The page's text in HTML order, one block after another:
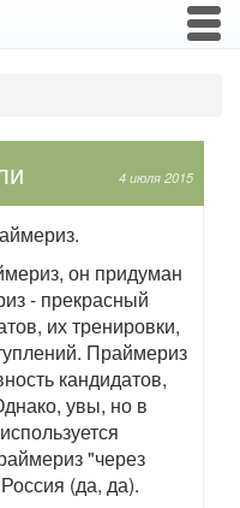
4 июля 2015
он придуман
- прекрасный
их тренировки,
Праймериз
кандидатов,
увы, но в
"через
(да, да).